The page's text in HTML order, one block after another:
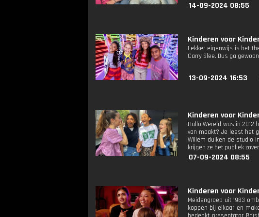
14-09-2024 08:55
Kinderen voor
Lekker eigenwijs is het
Carry Slee. Dus ga
13-09-2024 16:53
Kinderen voor
Hallo Wereld was in 2012
van maakt? Je leest het
Willem duiken de studio
krijgen ze het publiek
07-09-2024 08:55
Kinderen voor
Meidengroep uit 1983
koppen bij elkaar en